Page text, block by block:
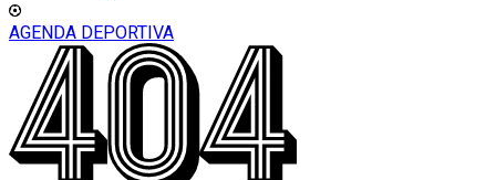
AGENDA DEPORTIVA